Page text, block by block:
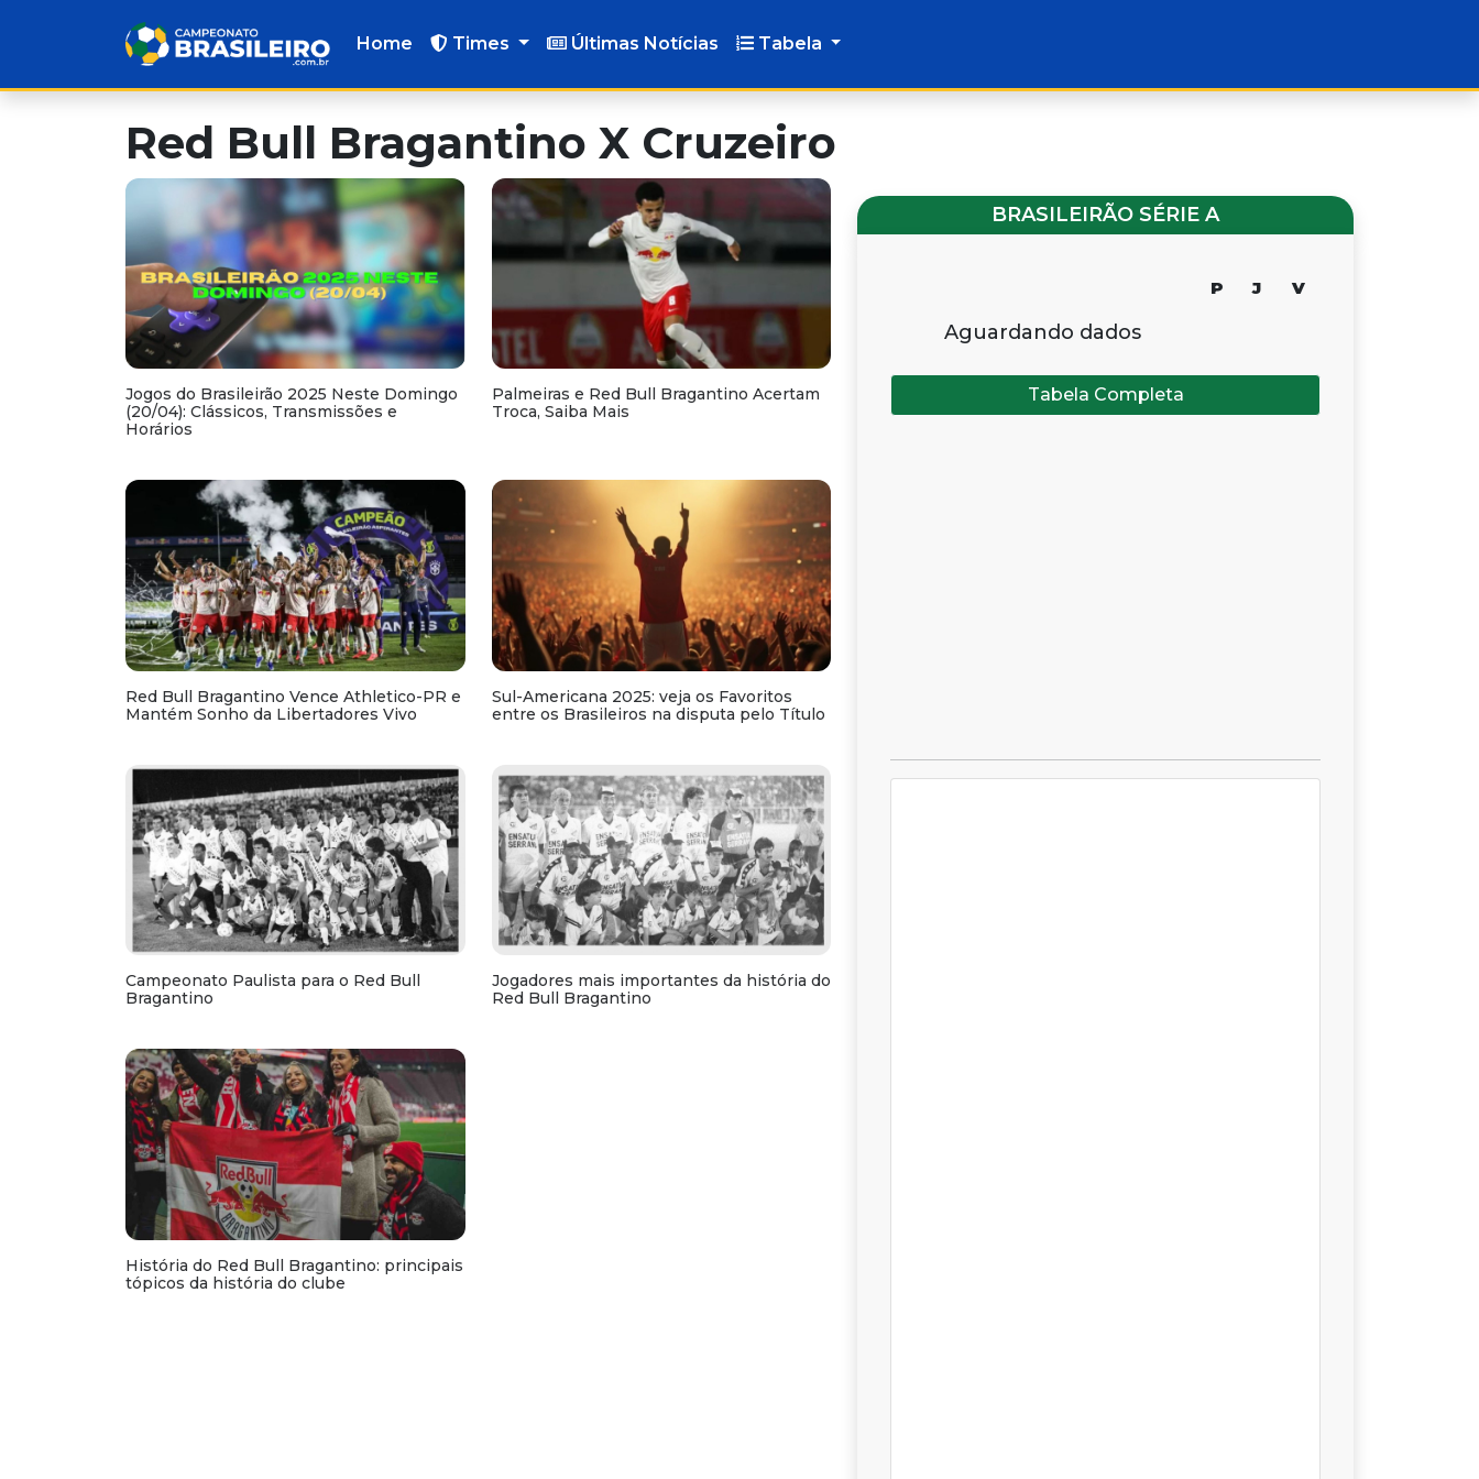
Home Times Últimas Notícias Tabela
Red Bull Bragantino X Cruzeiro
Jogos do Brasileirão 2025 Neste Domingo
(20/04): Clássicos, Transmissões e
Horários
Palmeiras e Red Bull Bragantino Acertam
Troca, Saiba Mais
Red Bull Bragantino Vence Athletico-PR e
Mantém Sonho da Libertadores Vivo
Sul-Americana 2025: veja os Favoritos
entre os Brasileiros na disputa pelo Título
Campeonato Paulista para o Red Bull
Bragantino
Jogadores mais importantes da história do
Red Bull Bragantino
História do Red Bull Bragantino: principais
tópicos da história do clube
BRASILEIRÃO SÉRIE A
P J V
Aguardando dados
Tabela Completa